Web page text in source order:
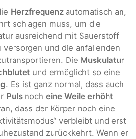
Herzfrequenz automatisch an,
schlagen muss, um die
ausreichend mit Sauerstoff
und die anfallenden
Die Muskulatur
und ermöglicht so eine
. Es ist ganz normal, dass auch
Puls noch eine Weile erhöht
dass der Körper noch eine
verbleibt und erst
zurückkehrt. Wenn er